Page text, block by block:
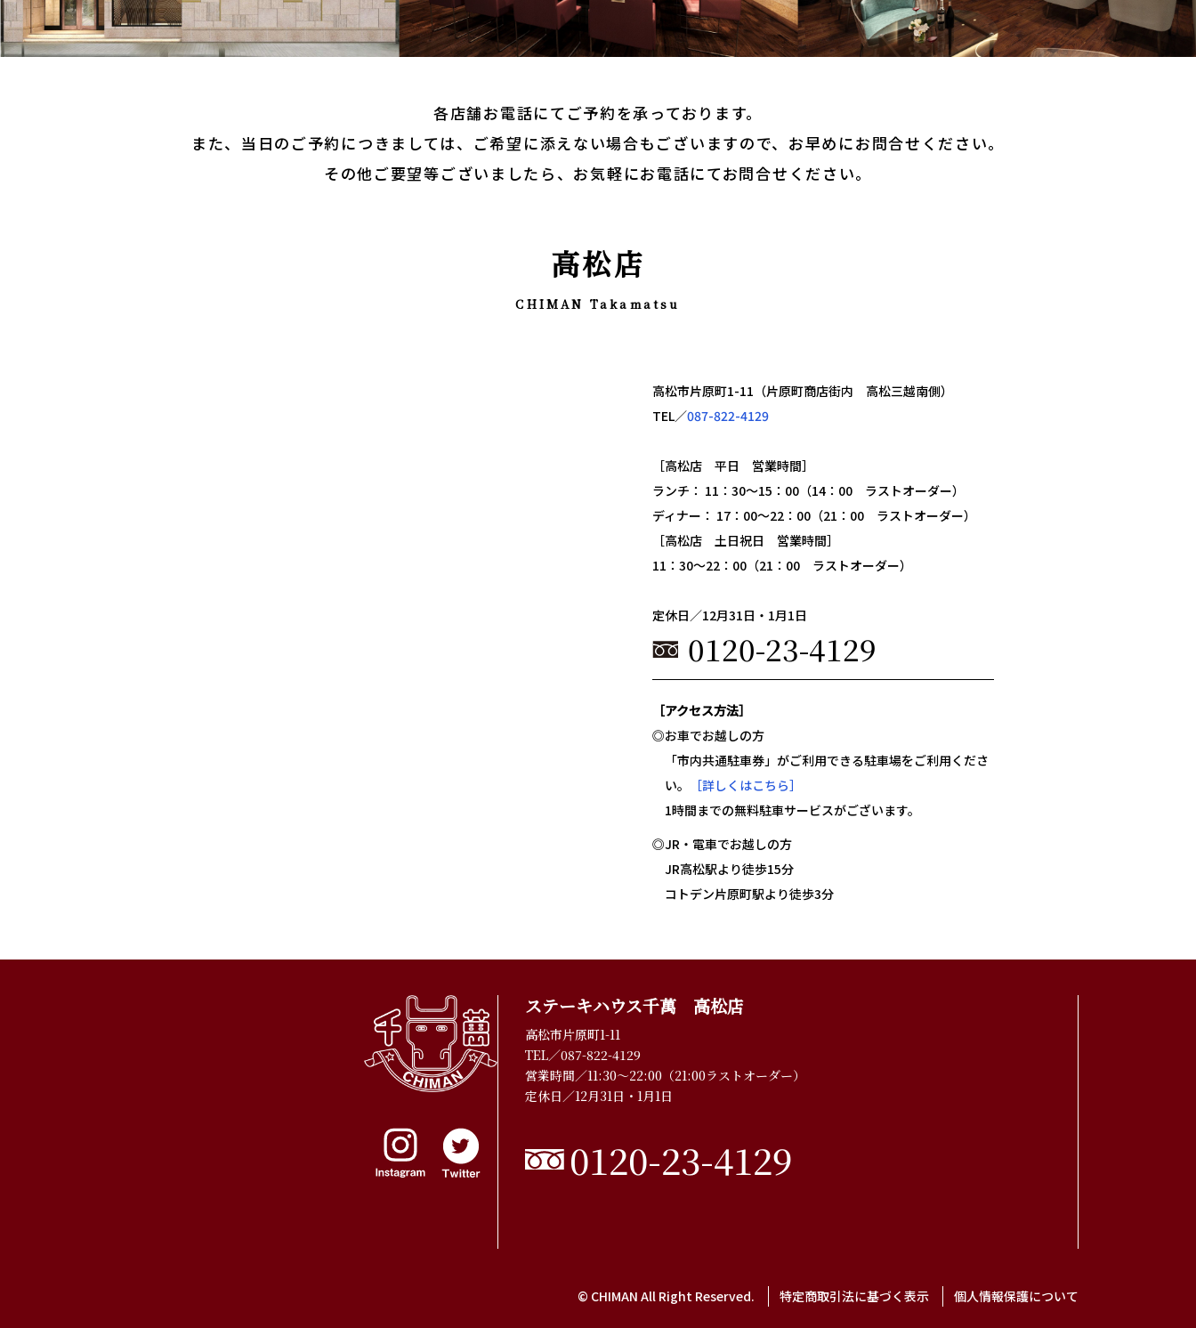
各店舗お電話にてご予約を承っております。
また、当日のご予約につきましては、ご希望に添えない場合もございますので、お早めにお問合せください。
その他ご要望等ございましたら、お気軽にお電話にてお問合せください。
高松店
CHIMAN Takamatsu
高松市片原町1-11（片原町商店街内 高松三越南側）
TEL／087-822-4129
［高松店 平日 営業時間］
ランチ： 11：30～15：00（14：00 ラストオーダー）
ディナー： 17：00～22：00（21：00 ラストオーダー）
［高松店 土日祝日 営業時間］
11：30～22：00（21：00 ラストオーダー）
定休日／12月31日・1月1日
0120-23-4129
［アクセス方法］
◎お車でお越しの方
「市内共通駐車券」がご利用できる駐車場をご利用くださ
い。
［詳しくはこちら］
1時間までの無料駐車サービスがございます。
◎JR・電車でお越しの方
JR高松駅より徒歩15分
コトデン片原町駅より徒歩3分
ステーキハウス千萬 高松店
高松市片原町1-11
TEL／087-822-4129
営業時間／11:30〜22:00（21:00ラストオーダー）
定休日／12月31日・1月1日
0120-23-4129
© CHIMAN All Right Reserved. 特定商取引法に基づく表示 個人情報保護について